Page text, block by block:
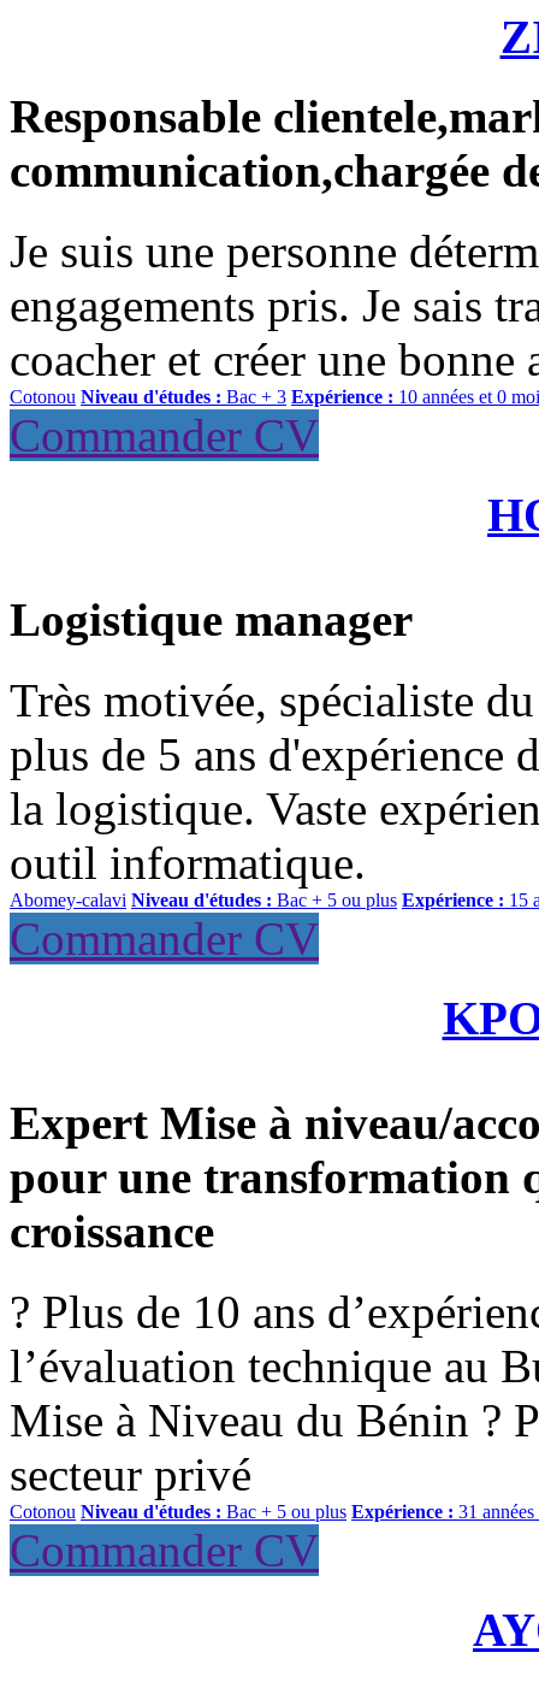
Responsable
communication,chargée
Je suis une personne
engagements pris. Je sais
coacher et créer une
Cotonou Niveau d'études : Bac + 3 Expérience : 10 années et 0
Commander CV
Logistique manager
Très motivée, spécialiste
plus de 5 ans d'expérience
la logistique. Vaste
outil informatique.
Abomey-calavi Niveau d'études : Bac + 5 ou plus Expérience : 15
Commander CV
Expert Mise à niveau/
pour une transformation
croissance
? Plus de 10 ans
l’évaluation technique au
Mise à Niveau du Bénin ?
secteur privé
Cotonou Niveau d'études : Bac + 5 ou plus Expérience : 31
Commander CV